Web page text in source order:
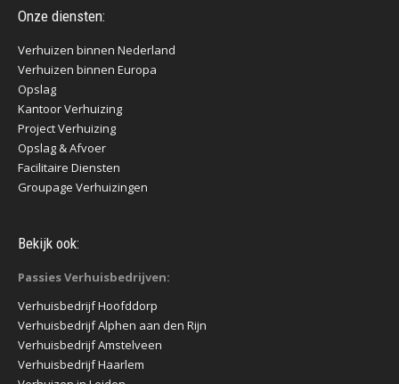
Onze diensten:
Verhuizen binnen Nederland
Verhuizen binnen Europa
Opslag
Kantoor Verhuizing
Project Verhuizing
Opslag & Afvoer
Facilitaire Diensten
Groupage Verhuizingen
Bekijk ook:
Passies Verhuisbedrijven:
Verhuisbedrijf Hoofddorp
Verhuisbedrijf Alphen aan den Rijn
Verhuisbedrijf Amstelveen
Verhuisbedrijf Haarlem